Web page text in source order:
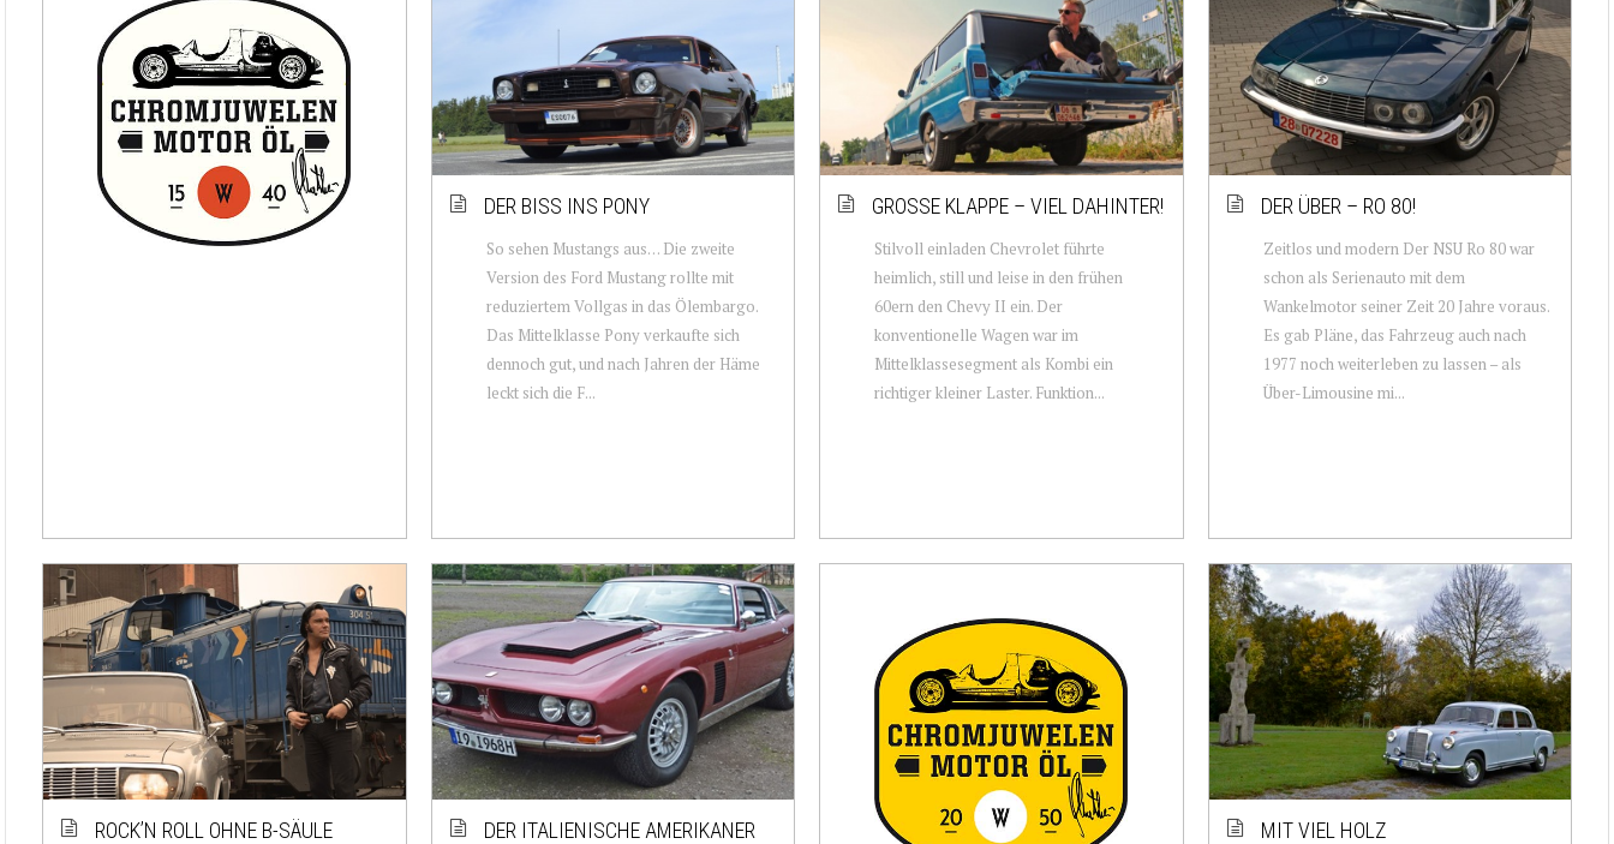
DER BISS INS PONY
So sehen Mustangs aus… Die zweite
Version des Ford Mustang rollte mit
reduziertem Vollgas in das Ölembargo.
Das Mittelklasse Pony verkaufte sich
dennoch gut, und nach Jahren der Häme
leckt sich die F...
GROSSE KLAPPE – VIEL DAHINTER!
Stilvoll einladen Chevrolet führte
heimlich, still und leise in den frühen
60ern den Chevy II ein. Der
konventionelle Wagen war im
Mittelklassesegment als Kombi ein
richtiger kleiner Laster. Funktion...
DER ÜBER – RO 80!
Zeitlos und modern Der NSU Ro 80 war
schon als Serienauto mit dem
Wankelmotor seiner Zeit 20 Jahre voraus.
Es gab Pläne, das Fahrzeug auch nach
1977 noch weiterleben zu lassen – als
Über-Limousine mi...
ROCK’N ROLL OHNE B-SÄULE DER ITALIENISCHE AMERIKANER MIT VIEL HOLZ